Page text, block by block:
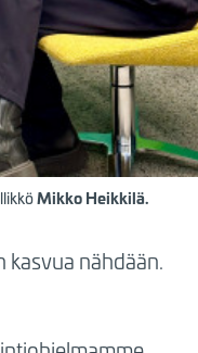
Mikko Heikkilä.
nähdään.